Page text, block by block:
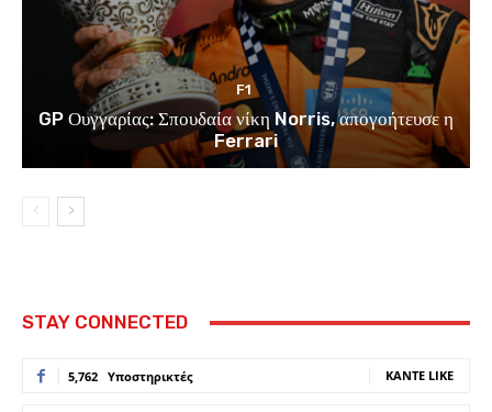
F1
GP Ουγγαρίας: Σπουδαία νίκη Norris, απογοήτευσε η
Ferrari
STAY CONNECTED
5,762 Υποστηρικτές ΚΆΝΤΕ LIKE